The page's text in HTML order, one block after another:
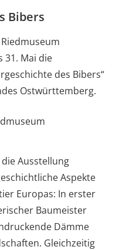
Bibers
31. Mai die
des Bibers“
Ostwürttemberg.
Ausstellung
Aspekte
Europas: In erster
Baumeister
Dämme
Gleichzeitig